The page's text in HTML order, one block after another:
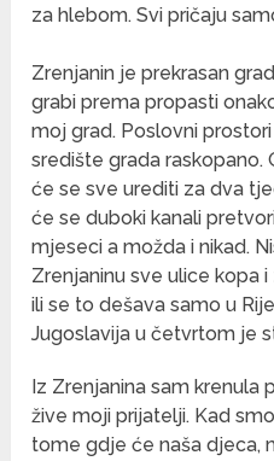
za hlebom. Svi pričaju
Zrenjanin je prekrasan
grabi prema propasti
moj grad. Poslovni
središte grada raskopano.
će se sve urediti za dva
će se duboki kanali
mjeseci a možda i nikad.
Zrenjaninu sve ulice kopa
ili se to dešava samo u
Jugoslavija u četvrtom je
Iz Zrenjanina sam krenula
žive moji prijatelji. Kad
tome gdje će naša djeca,